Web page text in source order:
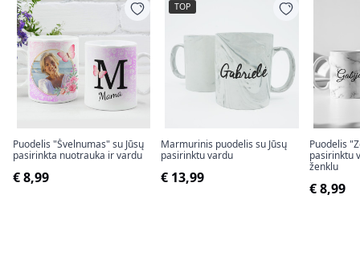
Puodelis "Švelnumas" su Jūsų
pasirinkta nuotrauka ir vardu
€ 8,99
TOP
Marmurinis puodelis su Jūsų
pasirinktu vardu
€ 13,99
Puodelis
pasirinktu
ženklu
€ 8,99